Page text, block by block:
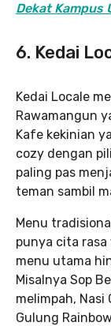
Dekat Kampus
6. Kedai
Kedai Locale
Rawamangun
Kafe kekinian
cozy dengan
paling pas
teman sambil
Menu
punya cita
menu utama
Misalnya Sop
melimpah, Nasi
Gulung